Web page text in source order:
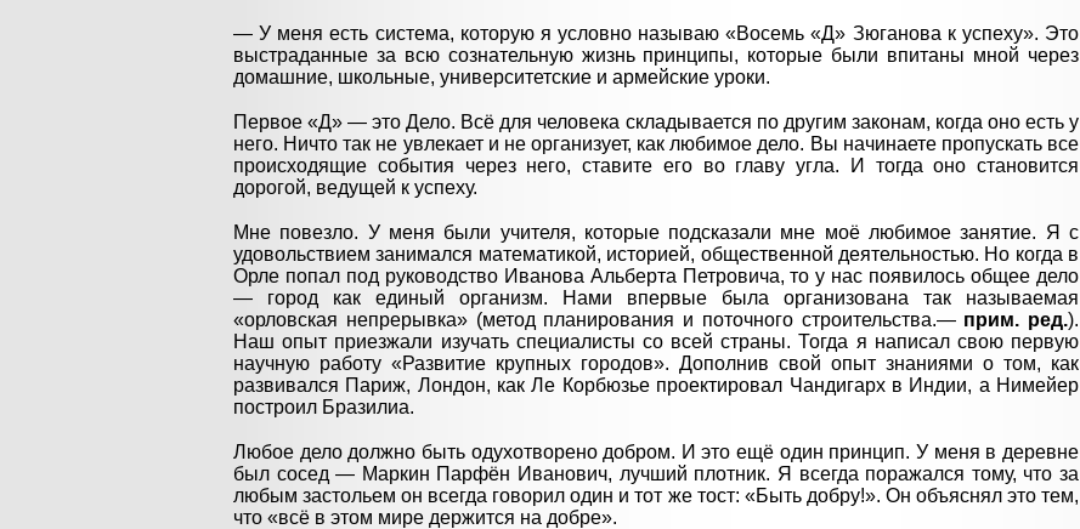
— У меня есть система, которую я условно называю «Восемь «Д» Зюганова к успеху». Это
выстраданные за всю сознательную жизнь принципы, которые были впитаны мной через
домашние, школьные, университетские и армейские уроки.
Первое «Д» — это Дело. Всё для человека складывается по другим законам, когда оно есть у
него. Ничто так не увлекает и не организует, как любимое дело. Вы начинаете пропускать все
происходящие события через него, ставите его во главу угла. И тогда оно становится
дорогой, ведущей к успеху.
Мне повезло. У меня были учителя, которые подсказали мне моё любимое занятие. Я с
удовольствием занимался математикой, историей, общественной деятельностью. Но когда в
Орле попал под руководство Иванова Альберта Петровича, то у нас появилось общее дело
— город как единый организм. Нами впервые была организована так называемая
«орловская непрерывка» (метод планирования и поточного строительства.— прим. ред.).
Наш опыт приезжали изучать специалисты со всей страны. Тогда я написал свою первую
научную работу «Развитие крупных городов». Дополнив свой опыт знаниями о том, как
развивался Париж, Лондон, как Ле Корбюзье проектировал Чандигарх в Индии, а Нимейер
построил Бразилиа.
Любое дело должно быть одухотворено добром. И это ещё один принцип. У меня в деревне
был сосед — Маркин Парфён Иванович, лучший плотник. Я всегда поражался тому, что за
любым застольем он всегда говорил один и тот же тост: «Быть добру!». Он объяснял это тем,
что «всё в этом мире держится на добре».